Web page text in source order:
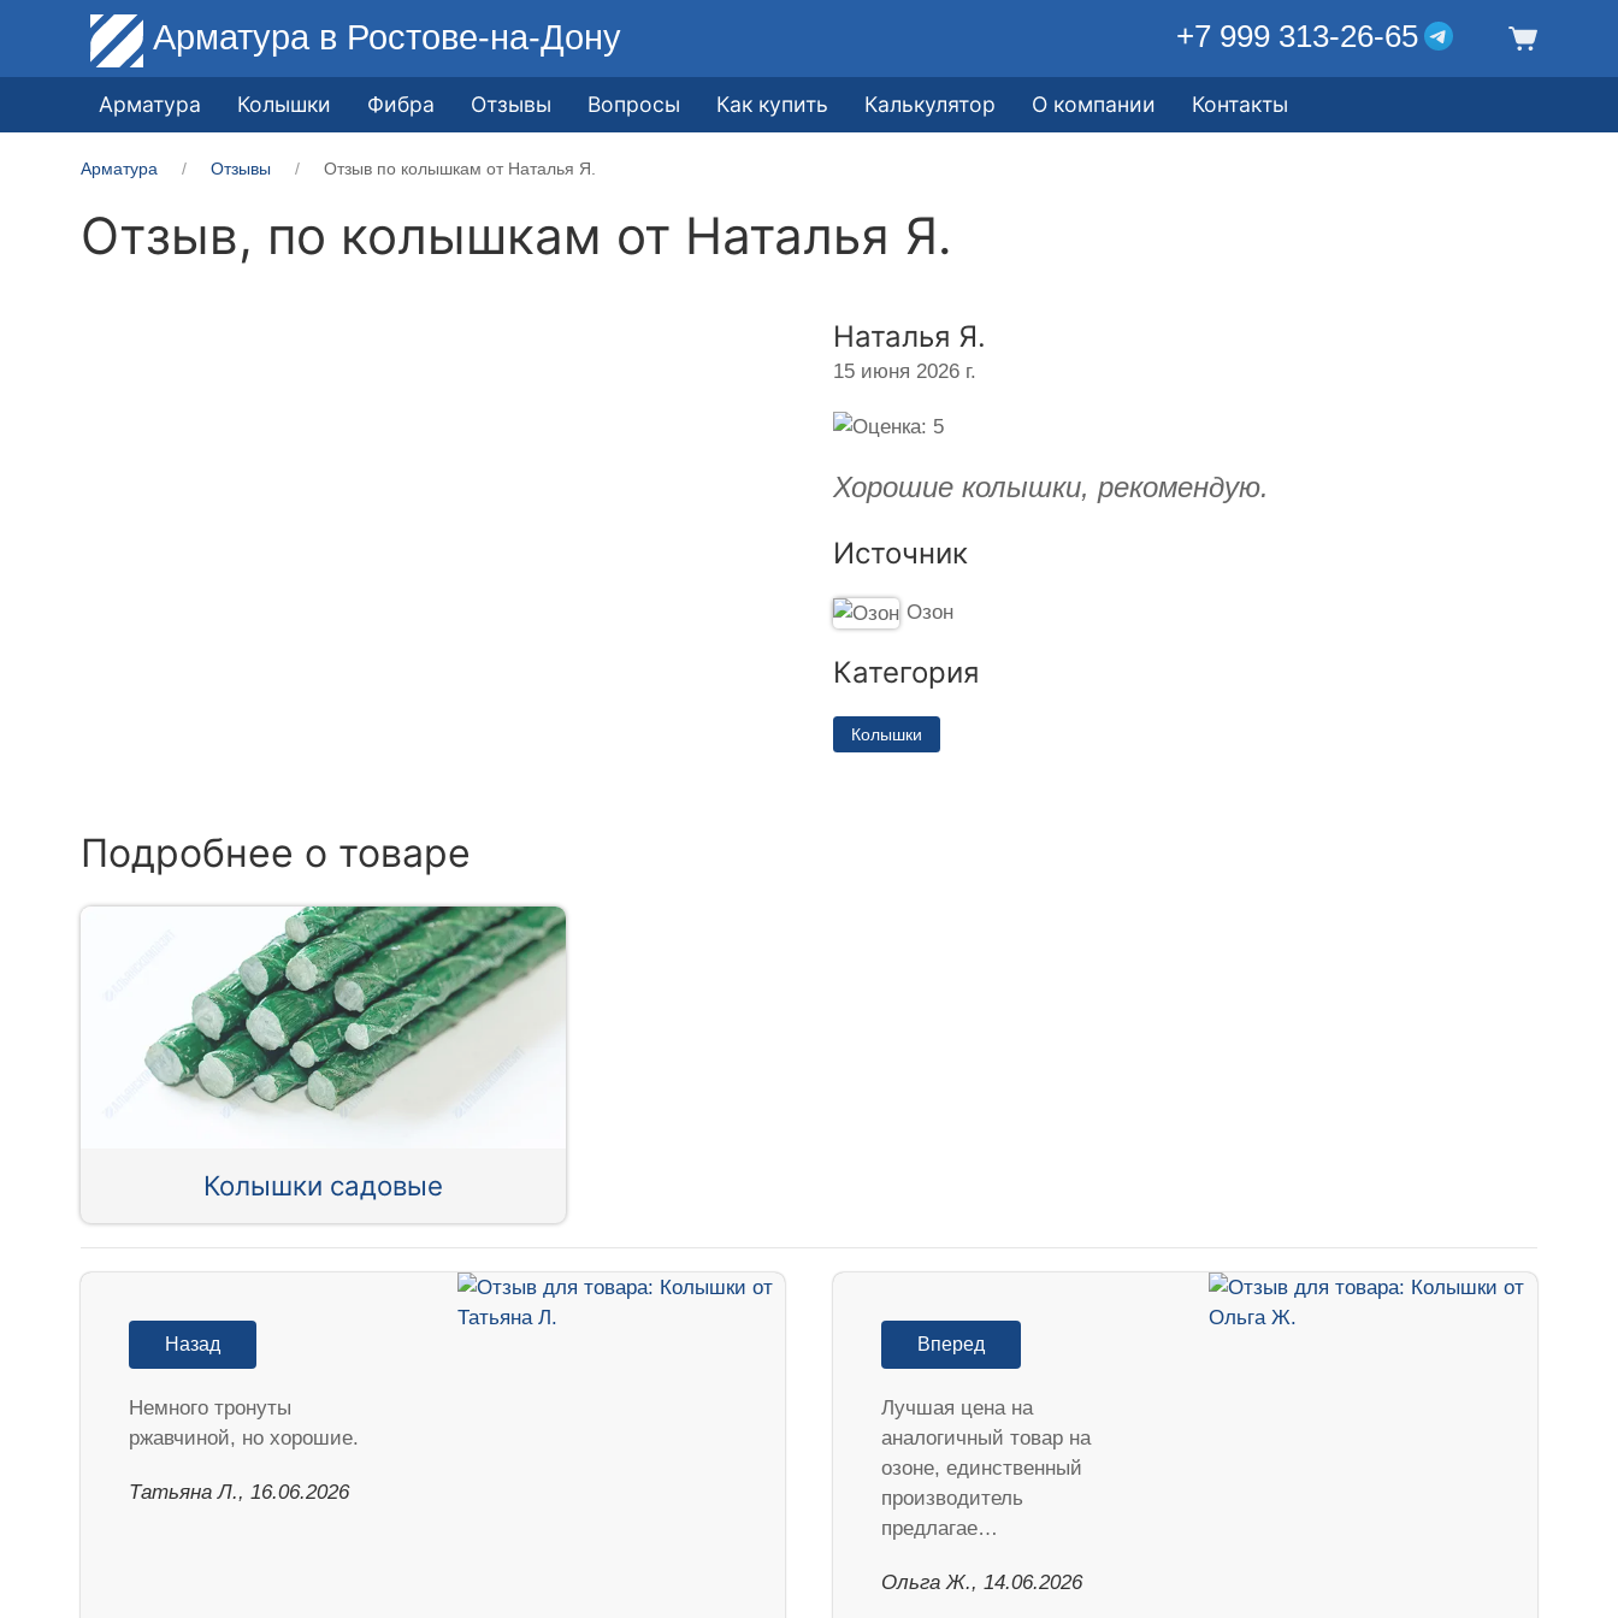
Арматура в Ростове-на-Дону +7 999 313-26-65
Арматура Колышки Фибра Отзывы Вопросы Как купить Калькулятор О компании Контакты
Арматура Отзывы Отзыв по колышкам от Наталья Я.
Отзыв, по колышкам от Наталья Я.
Наталья Я.
15 июня 2026 г.
Хорошие колышки, рекомендую.
Источник
Озон
Категория
Колышки
Подробнее о товаре
Колышки садовые
Назад
Немного тронуты
ржавчиной, но хорошие.
Татьяна Л., 16.06.2026
Вперед
Лучшая цена на
аналогичный товар на
озоне, единственный
производитель
предлагае…
Ольга Ж., 14.06.2026